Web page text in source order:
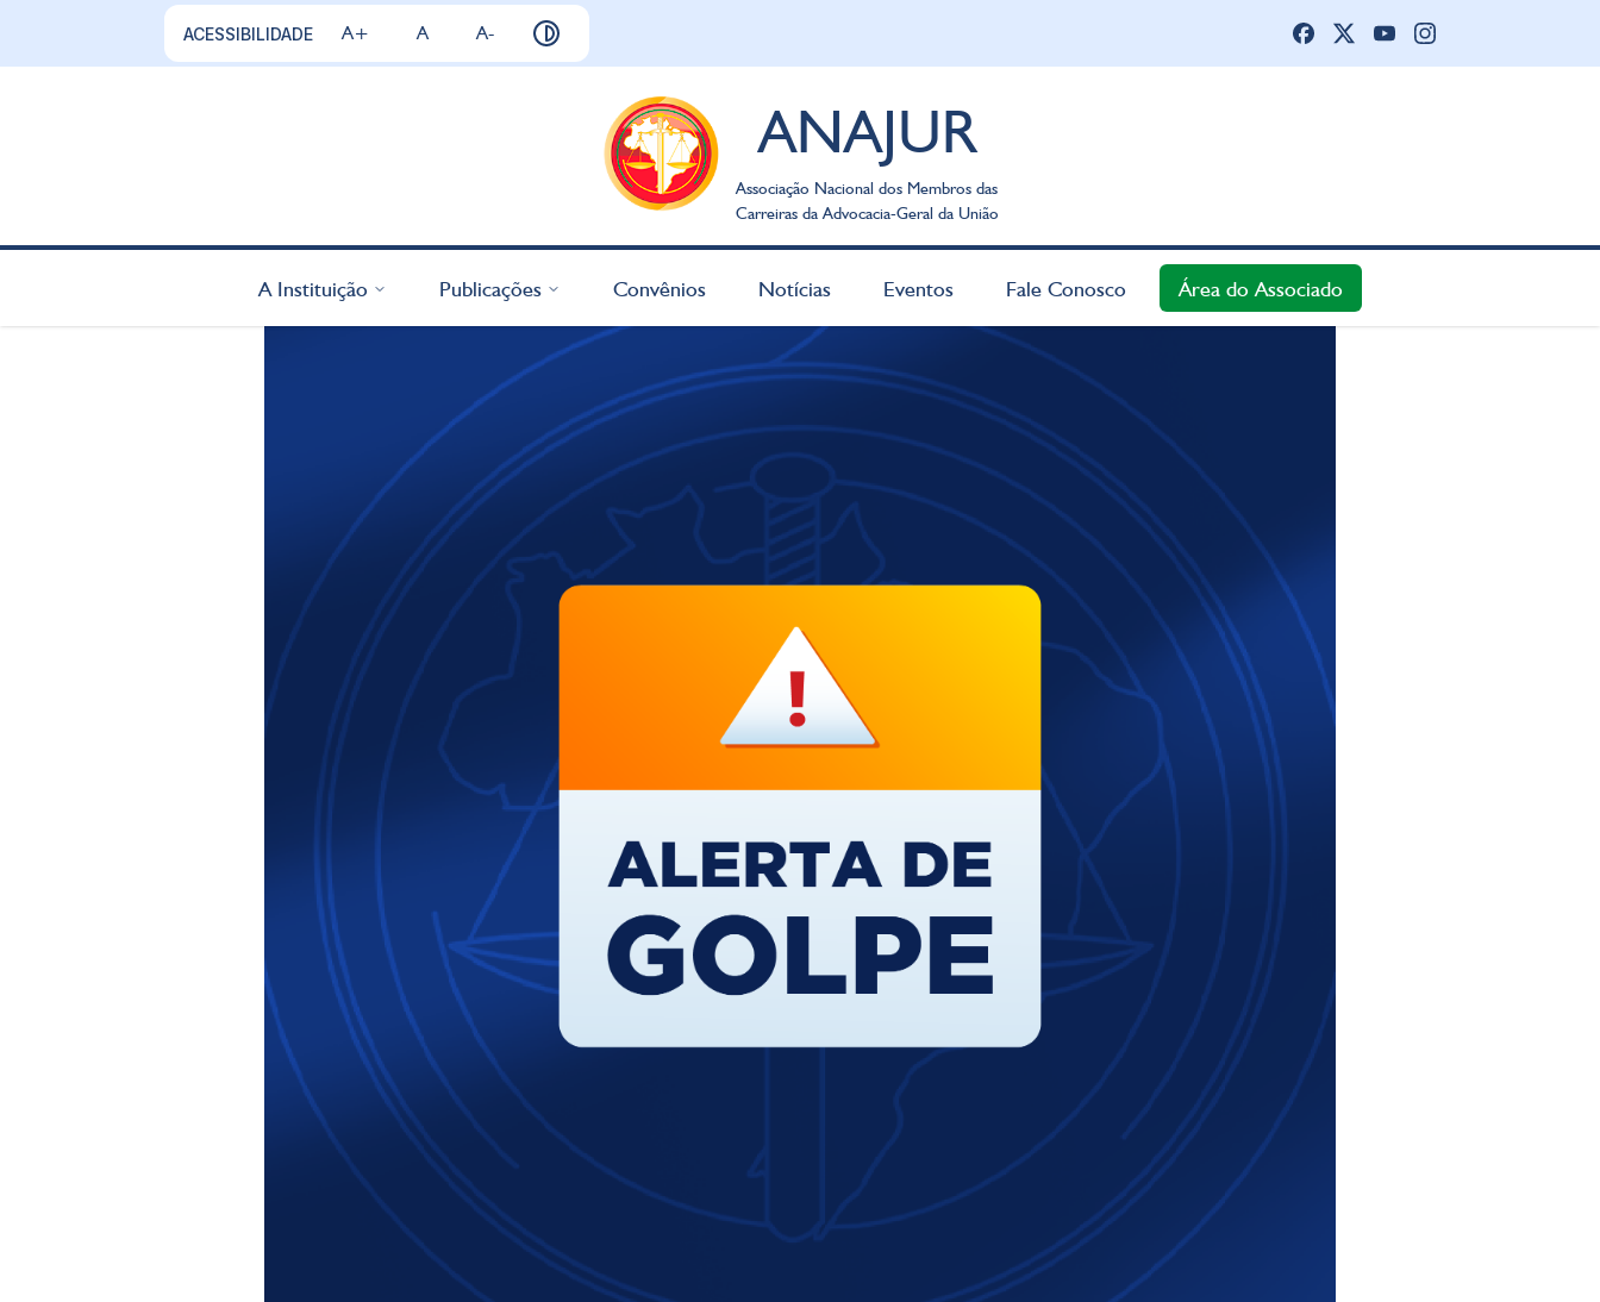
ACESSIBILIDADE A+ A A-
ANAJUR
Associação Nacional dos Membros das
Carreiras da Advocacia-Geral da União
A Instituição Publicações Convênios Notícias Eventos Fale Conosco Área do Associado